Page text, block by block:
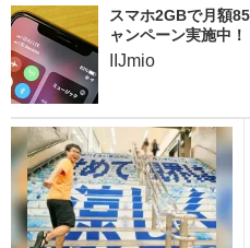
スマホ2GBで月額
ャンペーン実施中！
IIJmio